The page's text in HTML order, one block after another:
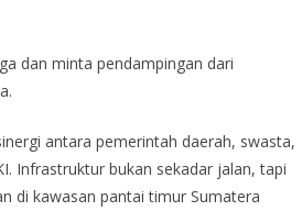
dan minta pendampingan dari
antara pemerintah daerah, swasta,
Infrastruktur bukan sekadar jalan, tapi
di kawasan pantai timur Sumatera